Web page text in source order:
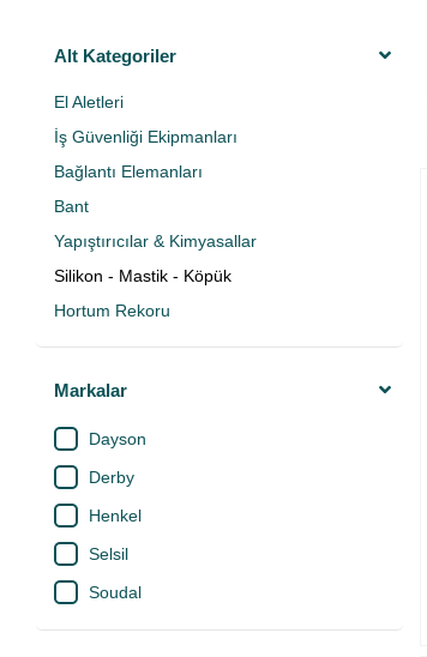
Alt Kategoriler
El Aletleri
İş Güvenliği Ekipmanları
Bağlantı Elemanları
Bant
Yapıştırıcılar & Kimyasallar
Silikon - Mastik - Köpük
Hortum Rekoru
Markalar
Dayson
Derby
Henkel
Selsil
Soudal